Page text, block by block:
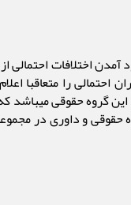
اختلافات احتمالی
را متعاقبا
گروه حقوقی میباشد
حقوقی و داوری در